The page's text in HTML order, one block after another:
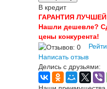
В кредит
ГАРАНТИЯ
Нашли дешевле?
цены конкурента!
Написать отзыв
Делись с друзьями: